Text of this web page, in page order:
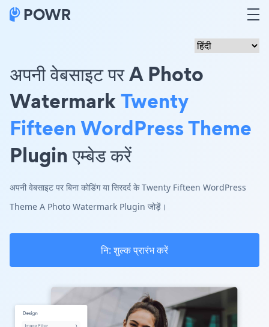
अपनी वेबसाइट पर A Photo
WatermarkTwenty
Fifteen WordPress Theme
Plugin एम्बेड करें
अपनी वेबसाइट पर बिना कोडिंग या सिरदर्द के Twenty Fifteen WordPress
Theme A Photo Watermark Plugin जोड़ें।
नि: शुल्क प्रारंभ करें